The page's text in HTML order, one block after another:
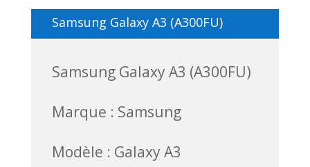
Samsung Galaxy A3 (A300FU)
Samsung Galaxy A3 (A300FU)
Marque : Samsung
Modèle : Galaxy A3